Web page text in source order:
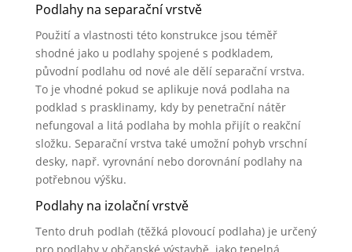
Podlahy na separační vrstvě
Použití a vlastnosti této konstrukce jsou téměř
shodné jako u podlahy spojené s podkladem,
původní podlahu od nové ale dělí separační vrstva.
To je vhodné pokud se aplikuje nová podlaha na
podklad s prasklinamy, kdy by penetrační nátěr
nefungoval a litá podlaha by mohla přijít o reakční
složku. Separační vrstva také umožní pohyb vrschní
desky, např. vyrovnání nebo dorovnání podlahy na
potřebnou výšku.
Podlahy na izolační vrstvě
Tento druh podlah (těžká plovoucí podlaha) je určený